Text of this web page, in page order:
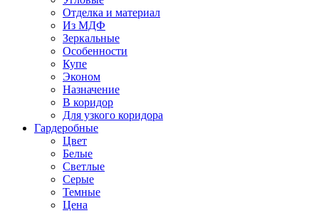
Отделка и материал
Из МДФ
Зеркальные
Особенности
Купе
Эконом
Назначение
В коридор
Для узкого коридора
Гардеробные
Цвет
Белые
Светлые
Серые
Темные
Цена